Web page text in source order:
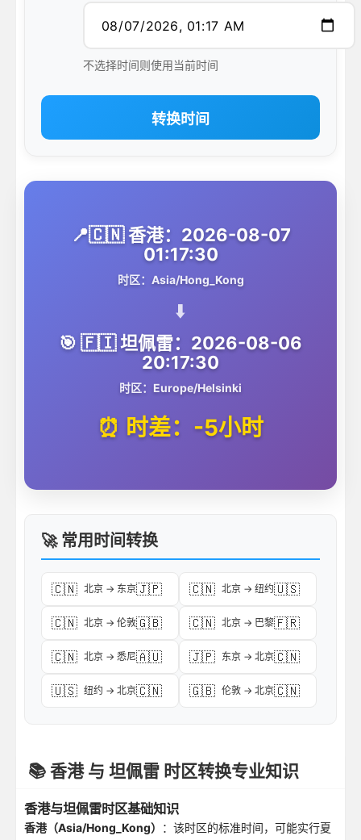
不选择时间则使用当前时间
转换时间
📍🇨🇳 香港：2026-08-07
01:17:30
时区：Asia/Hong_Kong
⬇️
🎯 🇫🇮 坦佩雷：2026-08-06
20:17:30
时区：Europe/Helsinki
⏰ 时差：-5小时
🚀 常用时间转换
🇨🇳 北京 → 东京🇯🇵 🇨🇳 北京 → 纽约🇺🇸
🇨🇳 北京 → 伦敦🇬🇧 🇨🇳 北京 → 巴黎🇫🇷
🇨🇳 北京 → 悉尼🇦🇺 🇯🇵 东京 → 北京🇨🇳
🇺🇸 纽约 → 北京🇨🇳 🇬🇧 伦敦 → 北京🇨🇳
📚 香港 与 坦佩雷 时区转换专业知识
香港与坦佩雷时区基础知识
香港（Asia/Hong_Kong）
：该时区的标准时间，可能实行夏